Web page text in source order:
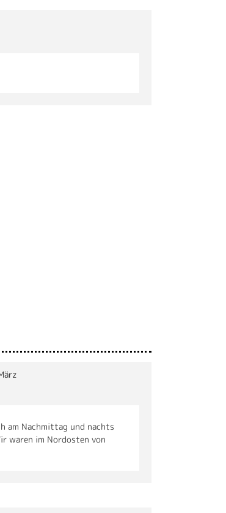
am Nachmittag und nachts
waren im Nordosten von